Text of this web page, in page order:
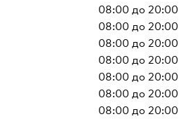
08:00до20:00
08:00до20:00
08:00до20:00
08:00до20:00
08:00до20:00
08:00до20:00
08:00до20:00